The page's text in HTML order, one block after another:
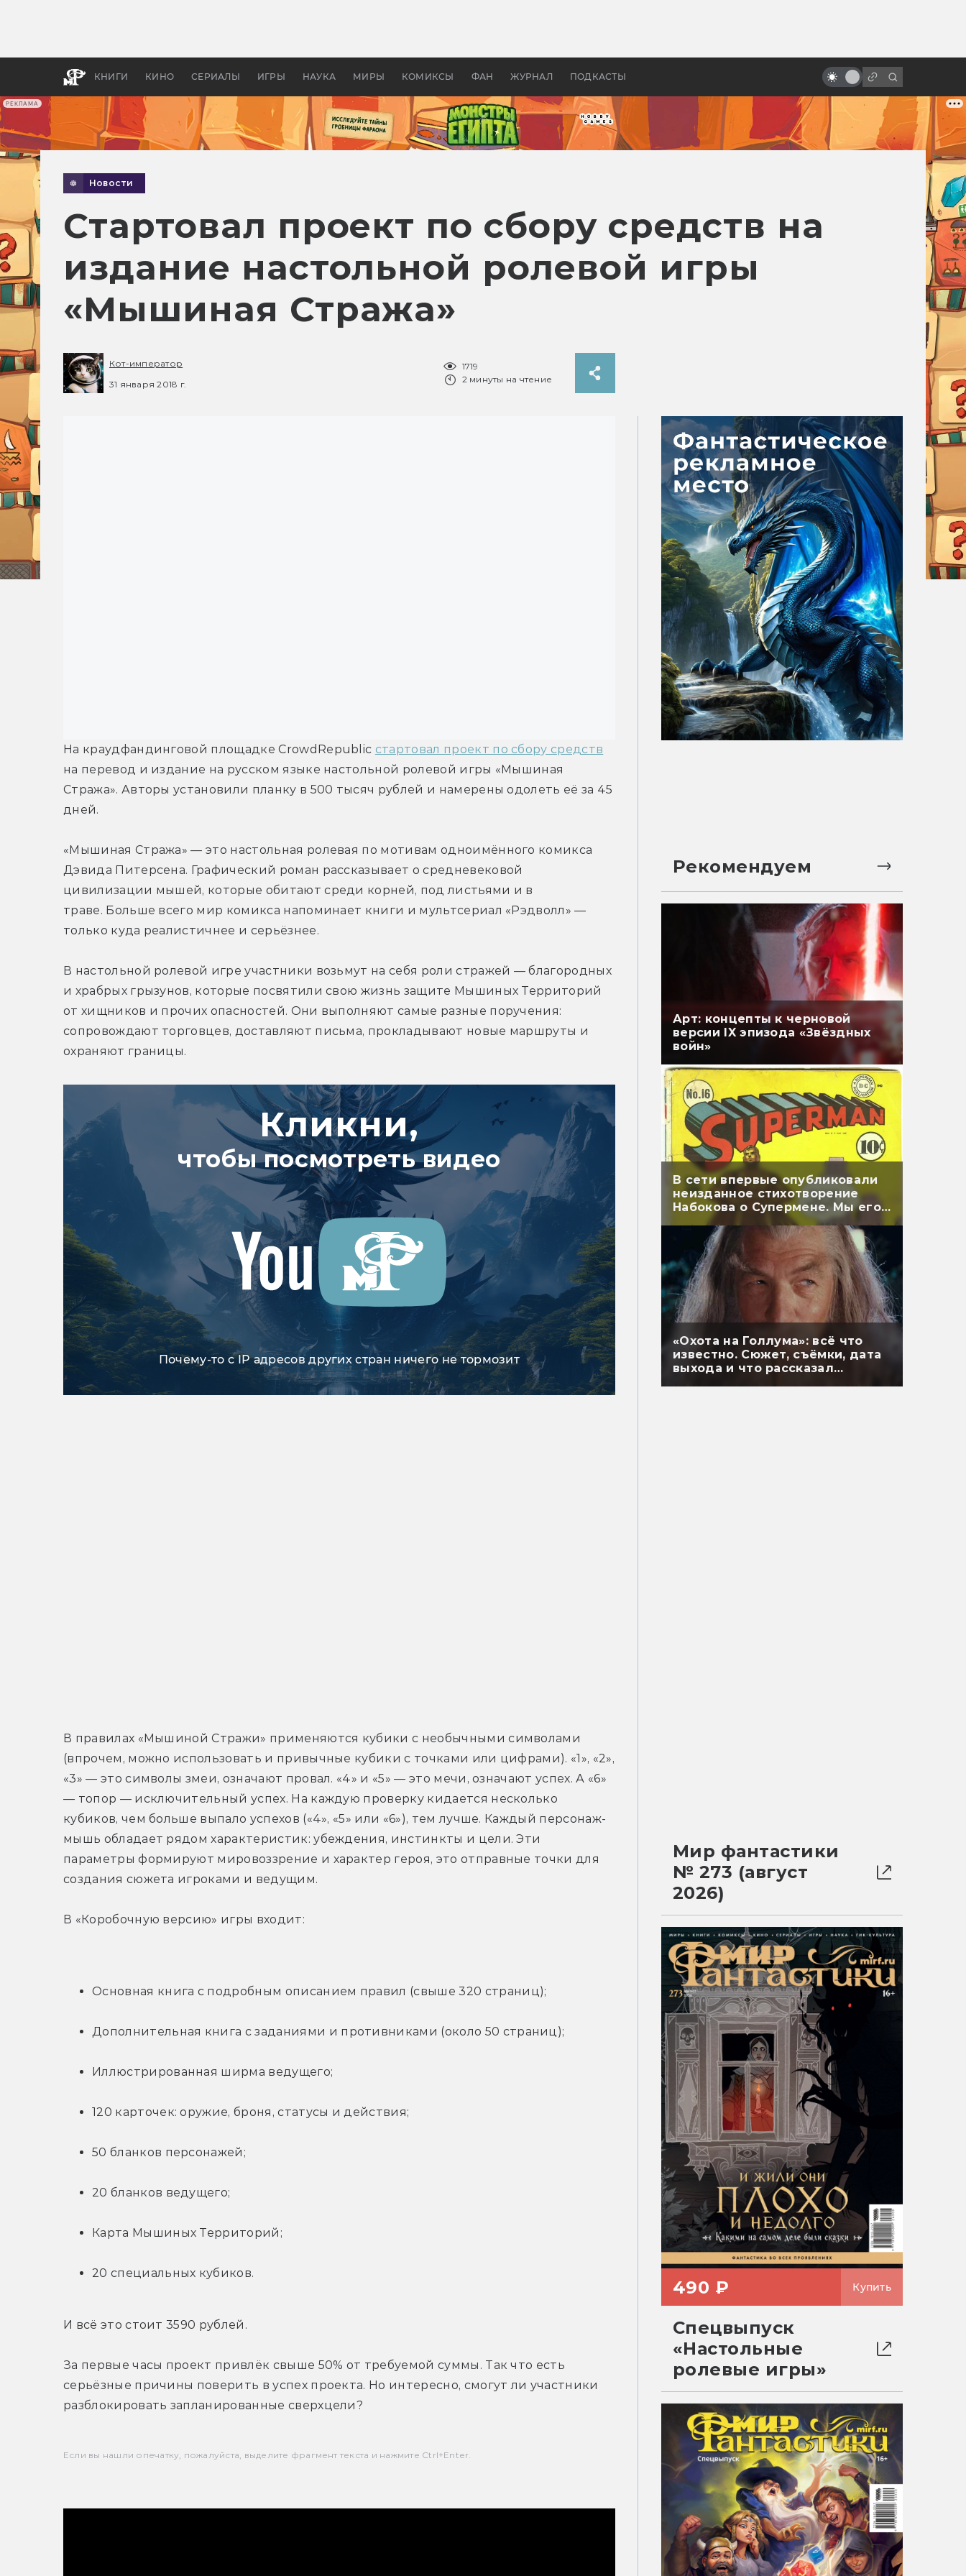
РЕКЛАМА
КНИГИ КИНО СЕРИАЛЫ ИГРЫ НАУКА МИРЫ КОМИКСЫ ФАН ЖУРНАЛ ПОДКАСТЫ
бы «Властелина колец»
Древней Грецией
Джеймса Кэмерона
Новости
Стартовал проект по сбору средств на
издание настольной ролевой игры
«Мышиная Стража»
Кот-император
31 января 2018 г.
1719
2 минуты на чтение
На краудфандинговой площадке CrowdRepublic стартовал проект по сбору средств
на перевод и издание на русском языке настольной ролевой игры «Мышиная
Стража». Авторы установили планку в 500 тысяч рублей и намерены одолеть её за 45
дней.
«Мышиная Стража» — это настольная ролевая по мотивам одноимённого комикса
Дэвида Питерсена. Графический роман рассказывает о средневековой
цивилизации мышей, которые обитают среди корней, под листьями и в
траве. Больше всего мир комикса напоминает книги и мультсериал «Рэдволл» —
только куда реалистичнее и серьёзнее.
В настольной ролевой игре участники возьмут на себя роли стражей — благородных
и храбрых грызунов, которые посвятили свою жизнь защите Мышиных Территорий
от хищников и прочих опасностей. Они выполняют самые разные поручения:
сопровождают торговцев, доставляют письма, прокладывают новые маршруты и
охраняют границы.
Кликни,
чтобы посмотреть видео
Почему-то с IP адресов других стран ничего не тормозит
В правилах «Мышиной Стражи» применяются кубики с необычными символами
(впрочем, можно использовать и привычные кубики с точками или цифрами). «1», «2»,
«3» — это символы змеи, означают провал. «4» и «5» — это мечи, означают успех. А «6»
— топор — исключительный успех. На каждую проверку кидается несколько
кубиков, чем больше выпало успехов («4», «5» или «6»), тем лучше. Каждый персонаж-
мышь обладает рядом характеристик: убеждения, инстинкты и цели. Эти
параметры формируют мировоззрение и характер героя, это отправные точки для
создания сюжета игроками и ведущим.
В «Коробочную версию» игры входит:
Основная книга с подробным описанием правил (свыше 320 страниц);
Дополнительная книга с заданиями и противниками (около 50 страниц);
Иллюстрированная ширма ведущего;
120 карточек: оружие, броня, статусы и действия;
50 бланков персонажей;
20 бланков ведущего;
Карта Мышиных Территорий;
20 специальных кубиков.
И всё это стоит 3590 рублей.
За первые часы проект привлёк свыше 50% от требуемой суммы. Так что есть
серьёзные причины поверить в успех проекта. Но интересно, смогут ли участники
разблокировать запланированные сверхцели?
Если вы нашли опечатку, пожалуйста, выделите фрагмент текста и нажмите Ctrl+Enter.
Рекомендуем
Арт: концепты к черновой
версии IX эпизода «Звёздных
войн»
В сети впервые опубликовали
неизданное стихотворение
Набокова о Супермене. Мы его
перевели
«Охота на Голлума»: всё что
известно. Сюжет, съёмки, дата
выхода и что рассказал
Мир фантастики
№ 273 (август
2026)
490 ₽ Купить
Спецвыпуск
«Настольные
ролевые игры»